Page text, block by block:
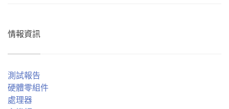
情報資訊
測試報告
硬體零組件
處理器